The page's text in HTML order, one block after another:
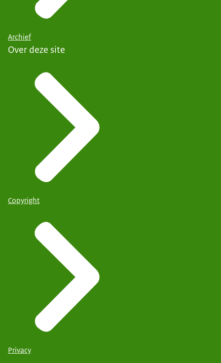
Archief
Over deze site
Copyright
Privacy